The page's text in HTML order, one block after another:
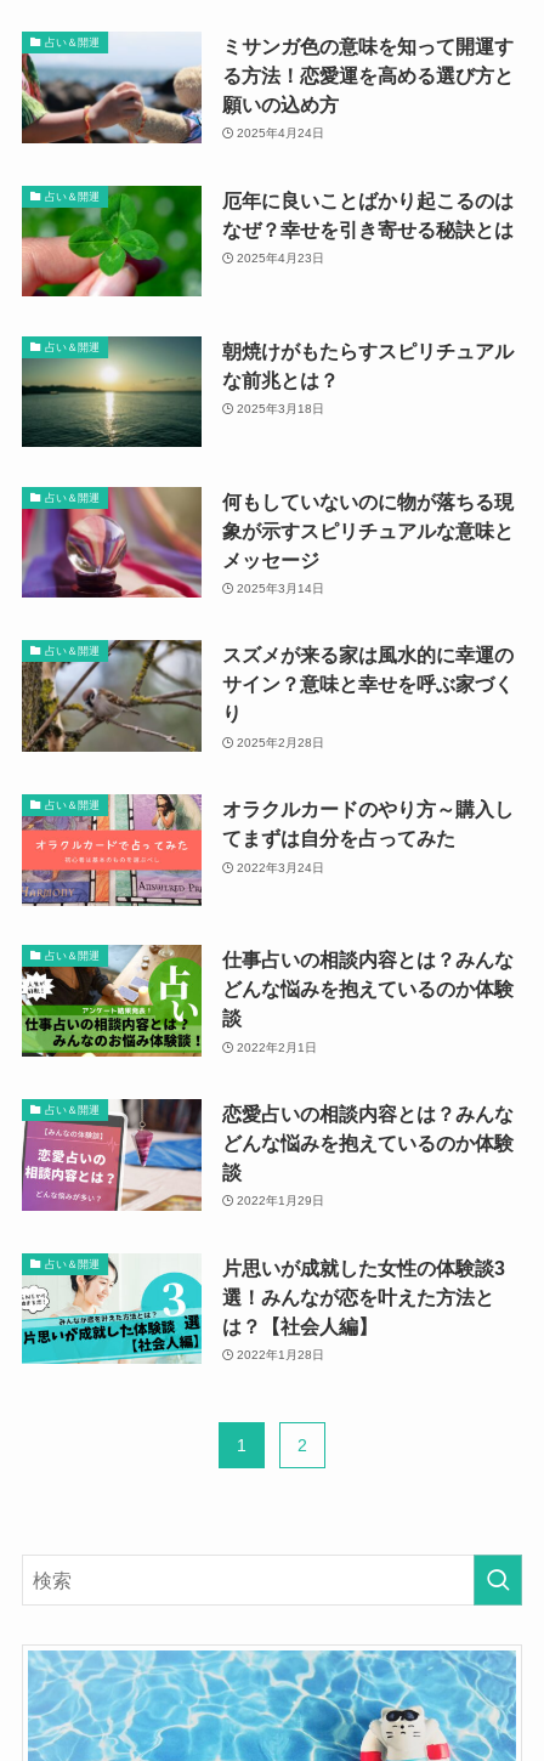
占い＆開運
ミサンガ色の意味を知って開運す
る方法！恋愛運を高める選び方と
願いの込め方
2025年4月24日
占い＆開運
厄年に良いことばかり起こるのは
なぜ？幸せを引き寄せる秘訣とは
2025年4月23日
占い＆開運
朝焼けがもたらすスピリチュアル
な前兆とは？
2025年3月18日
占い＆開運
何もしていないのに物が落ちる現
象が示すスピリチュアルな意味と
メッセージ
2025年3月14日
占い＆開運
スズメが来る家は風水的に幸運の
サイン？意味と幸せを呼ぶ家づく
り
2025年2月28日
占い＆開運
オラクルカードのやり方～購入し
てまずは自分を占ってみた
2022年3月24日
占い＆開運
仕事占いの相談内容とは？みんな
どんな悩みを抱えているのか体験
談
2022年2月1日
占い＆開運
恋愛占いの相談内容とは？みんな
どんな悩みを抱えているのか体験
談
2022年1月29日
占い＆開運
片思いが成就した女性の体験談3
選！みんなが恋を叶えた方法と
は？【社会人編】
2022年1月28日
1 2